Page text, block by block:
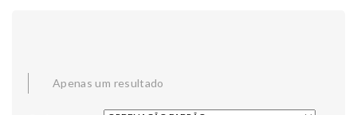
Apenas um resultado